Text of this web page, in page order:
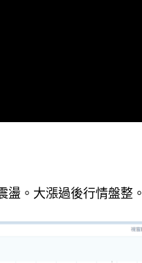
盪。大漲過後行情盤整。